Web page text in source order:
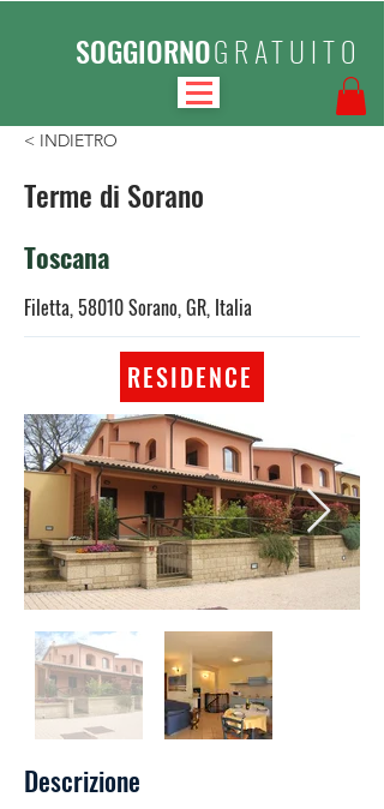
SOGGIORNOGRATUITO
< INDIETRO
Terme di Sorano
Toscana
Filetta, 58010 Sorano, GR, Italia
RESIDENCE
Descrizione